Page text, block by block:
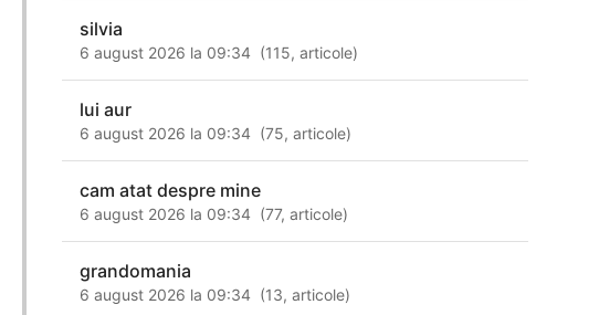
silvia
6 august 2026 la 09:34 (115,articole)
lui aur
6 august 2026 la 09:34 (75,articole)
cam atat despre mine
6 august 2026 la 09:34 (77,articole)
grandomania
6 august 2026 la 09:34 (13,articole)